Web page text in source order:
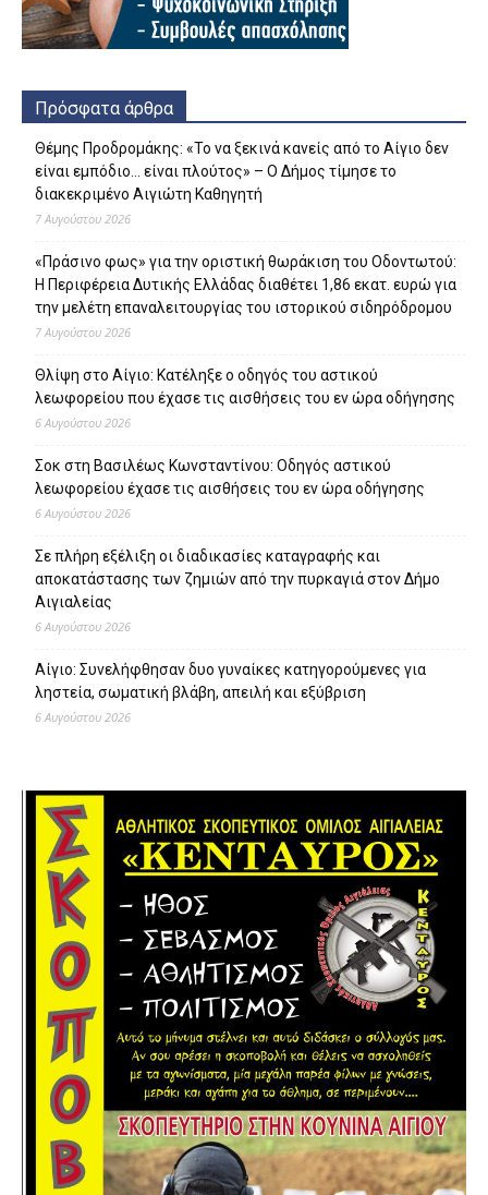
Πρόσφατα άρθρα
Θέμης Προδρομάκης: «Το να ξεκινά κανείς από το Αίγιο δεν
είναι εμπόδιο… είναι πλούτος» – O Δήμος τίμησε το
διακεκριμένο Αιγιώτη Καθηγητή
7 Αυγούστου 2026
«Πράσινο φως» για την οριστική θωράκιση του Οδοντωτού:
Η Περιφέρεια Δυτικής Ελλάδας διαθέτει 1,86 εκατ. ευρώ για
την μελέτη επαναλειτουργίας του ιστορικού σιδηρόδρομου
7 Αυγούστου 2026
Θλίψη στο Αίγιο: Κατέληξε ο οδηγός του αστικού
λεωφορείου που έχασε τις αισθήσεις του εν ώρα οδήγησης
6 Αυγούστου 2026
Σοκ στη Βασιλέως Κωνσταντίνου: Οδηγός αστικού
λεωφορείου έχασε τις αισθήσεις του εν ώρα οδήγησης
6 Αυγούστου 2026
Σε πλήρη εξέλιξη οι διαδικασίες καταγραφής και
αποκατάστασης των ζημιών από την πυρκαγιά στον Δήμο
Αιγιαλείας
6 Αυγούστου 2026
Αίγιο: Συνελήφθησαν δυο γυναίκες κατηγορούμενες για
ληστεία, σωματική βλάβη, απειλή και εξύβριση
6 Αυγούστου 2026